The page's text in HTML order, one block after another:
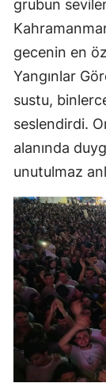
grubun
gecenin en
Yangınlar
sustu,
seslendirdi.
alanında
unutulmaz